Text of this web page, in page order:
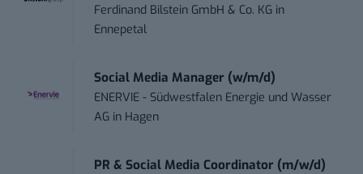
Ferdinand Bilstein GmbH & Co. KG in
Ennepetal
Social Media Manager (w/m/d)
ENERVIE - Südwestfalen Energie und Wasser
AG in Hagen
PR & Social Media Coordinator (m/w/d)